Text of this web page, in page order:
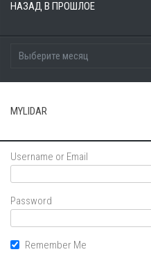
НАЗАД В ПРОШЛОЕ
MYLIDAR
Username or Email
Password
Remember Me